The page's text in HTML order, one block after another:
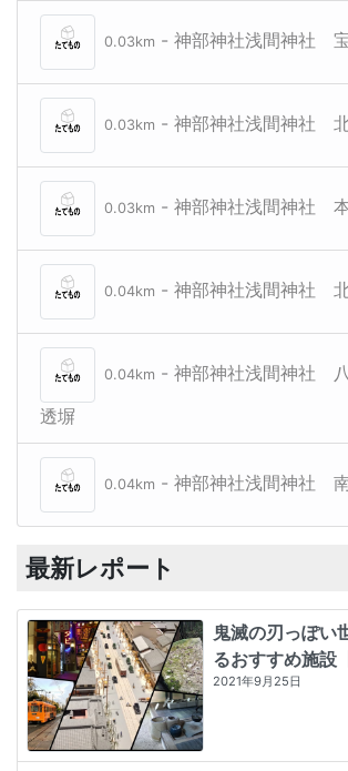
0.03km - 神部神社浅間神社
0.03km - 神部神社浅間神社
0.03km - 神部神社浅間神社
0.04km - 神部神社浅間神社
0.04km - 神部神社浅間神社
透塀
0.04km - 神部神社浅間神社
最新レポート
鬼滅の刃っぽい
るおすすめ施設
2021年9月25日